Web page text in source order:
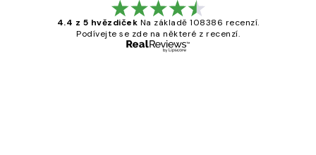
4.4 z 5 hvězdiček Na základě 108386 recenzí.
Podívejte se zde na některé z recenzí.